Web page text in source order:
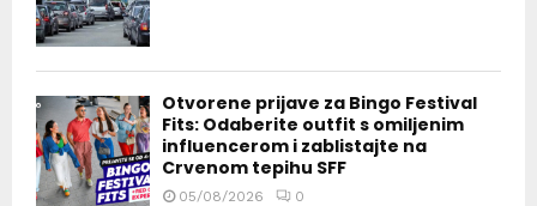
Otvorene prijave za Bingo Festival
Fits: Odaberite outfit s omiljenim
influencerom i zablistajte na
Crvenom tepihu SFF
05/08/2026 0